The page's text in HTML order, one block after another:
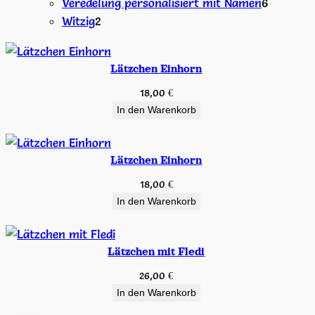
Veredelung personalisiert mit Namen6
Witzig2
Lätzchen Einhorn
18,00 €
In den Warenkorb
Lätzchen Einhorn
18,00 €
In den Warenkorb
Lätzchen mit Fledi
26,00€
In den Warenkorb